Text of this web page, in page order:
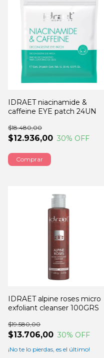
IDRAET niacinamide &
caffeine EYE patch 24UN
$12.936,00
$18.480,00
30% OFF
IDRAET alpine roses micro
exfoliant cleanser 100GRS
$13.706,00
$19.580,00
30% OFF
¡No te lo pierdas, es el último!